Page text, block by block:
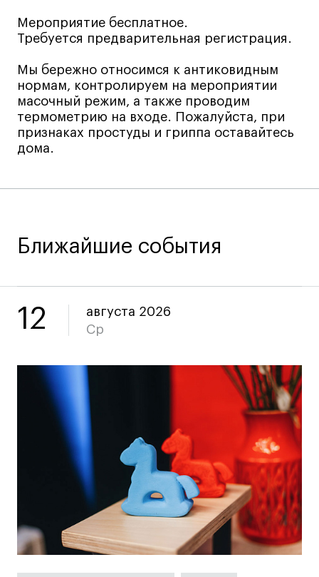
Партнеры
Связи с индустрией
Вакансии
Контакты
Поступающим
Стоимость обучения
Вопросы и ответы
Ассоциация выпускников
Живые проекты
Конкурсы
Участие в выставках
Летние стажировки
Проекты студентов
Работы студентов
«Живые» проекты
Участие в выставках
Мероприятие бесплатное.
Требуется предварительная регистрация.
Мы бережно относимся к антиковидным
нормам, контролируем на мероприятии
масочный режим, а также проводим
термометрию на входе. Пожалуйста, при
признаках простуды и гриппа оставайтесь
дома.
Ближайшие события
12
августа 2026
Ср